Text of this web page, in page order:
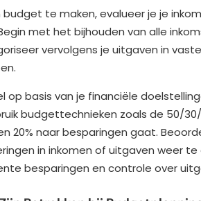
te maken, evalueer je je
met het bijhouden van alle
vervolgens je uitgaven in
op basis van je financiële
budgettechnieken zoals de 50/
20% naar besparingen gaat.
in inkomen of uitgaven weer
besparingen en controle over